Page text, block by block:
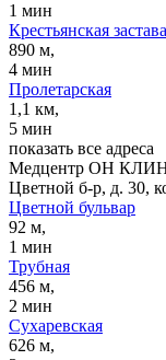
1 мин
Крестьянская застава
890 м,
4 мин
Пролетарская
1,1 км,
5 мин
показать все адреса
Медцентр ОН
Цветной б-р, д. 30,
Цветной бульвар
92 м,
1 мин
Трубная
456 м,
2 мин
Сухаревская
626 м,